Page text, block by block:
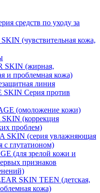
средств по уходу за
(чувствительная кожа,
SKIN (жирная,
и проблемная кожа)
линия
Серия против
(омоложение кожи)
(коррекция
проблем)
SKIN (серия увлажняющая
с глутатионом)
(для зрелой кожи и
признаков
SKIN TEEN (детская,
кожа)